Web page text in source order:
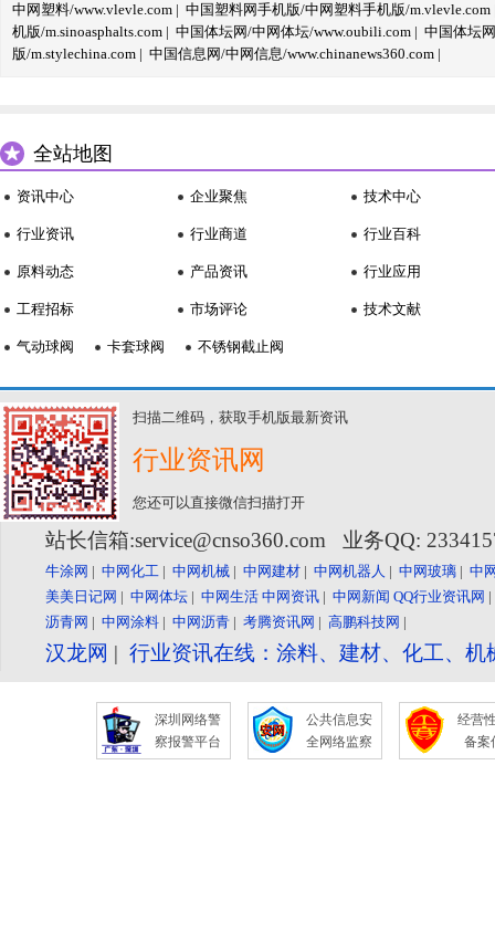
中网塑料/www.vlevle.com | 中国塑料网手机版/中网塑料手机版/m.vlevle.com
机版/m.sinoasphalts.com | 中国体坛网/中网体坛/www.oubili.com | 中国体坛
版/m.stylechina.com | 中国信息网/中网信息/www.chinanews360.com |
全站地图
资讯中心
行业资讯
原料动态
工程招标
企业聚焦
行业商道
产品资讯
市场评论
技术中心
行业百科
行业应用
技术文献
气动球阀 卡套球阀 不锈钢截止阀
扫描二维码，获取手机版最新资讯
行业资讯网
您还可以直接微信扫描打开
站长信箱:service@cnso360.com 业务QQ:
牛涂网 | 中网化工 | 中网机械 | 中网建材 | 中网机器人 | 中网玻璃 | 中
美美日记网 | 中网体坛 | 中网生活 中网资讯 | 中网新闻 QQ行业资讯网
沥青网 | 中网涂料 | 中网沥青 | 考腾资讯网 | 高鹏科技网 |
汉龙网 | 行业资讯在线：涂料、建材、化工、
深圳网络警
察报警平台
公共信息安
全网络监察
经营
备案